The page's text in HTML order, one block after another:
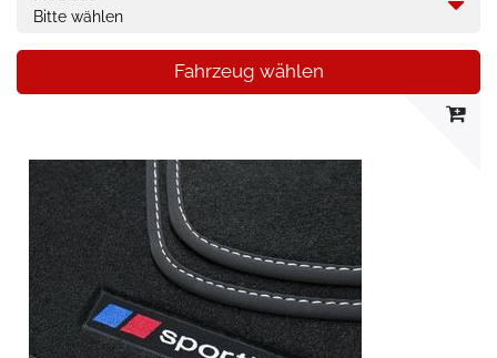
Bitte wählen
Fahrzeug wählen